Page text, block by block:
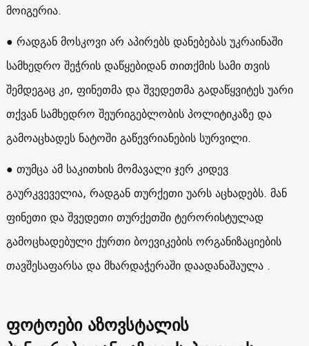
მოიგერია.
● რადგან მოსკოვი არ აპირებს დანებებას უკრაინაში
სამხედრო შეჭრის დაწყებიდან თითქმის სამი თვის
შემდეგაც კი, ფინეთმა და შვედეთმა გადაწყვიტეს უარი
თქვან სამხედრო შეურიგებლობის პოლიტიკაზე და
გამოაცხადეს ნატოში გაწევრიანების სურვილი.
● თუმცა ამ საკითხის მომავალი ჯერ კიდევ
გაურკვეველია, რადგან თურქეთი უარს აცხადებს. მან
ფინეთი და შვედეთი თურქეთში ტერორისტულად
გამოცხადებული ქურთი ბოევიკების ორგანიზაციების
თავშესაფარსა და მხარდაჭერაში დაადანაშაულა .
ფოტოები აზოვსტალის